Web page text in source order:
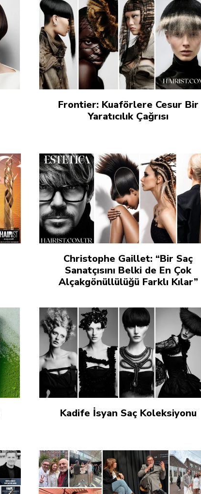
Frontier: Kuaförlere Cesur Bir
Yaratıcılık Çağrısı
Christophe Gaillet: “Bir Saç
Sanatçısını Belki de En Çok
Alçakgönüllülüğü Farklı Kılar”
Kadife İsyan Saç Koleksiyonu